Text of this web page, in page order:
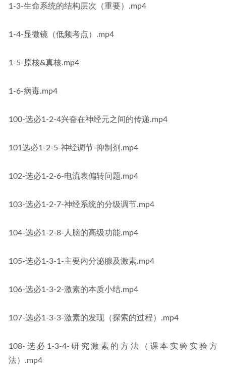
1-3-生命系统的结构层次（重要）.mp4
1-4-显微镜（低频考点）.mp4
1-5-原核&真核.mp4
1-6-病毒.mp4
100-选必1-2-4兴奋在神经元之间的传递.mp4
101选必1-2-5-神经调节-抑制剂.mp4
102-选必1-2-6-电流表偏转问题.mp4
103-选必1-2-7-神经系统的分级调节.mp4
104-选必1-2-8-人脑的高级功能.mp4
105-选必1-3-1-主要内分泌腺及激素.mp4
106-选必1-3-2-激素的本质小结.mp4
107-选必1-3-3-激素的发现（探索的过程）.mp4
108-选必1-3-4-研究激素的方法（课本实验实验方
法）.mp4